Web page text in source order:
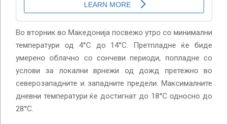
Во вторник во Македонија посвежо утро со минимални
температури од 4°C до 14°C. Претпладне ќе биде
умерено облачно со сончеви периоди, попладне со
услови за локални врнежи од дожд претежно во
северозападните и западните предели. Максималните
дневни температури ќе достигнат до 18°C односно до
28°C.